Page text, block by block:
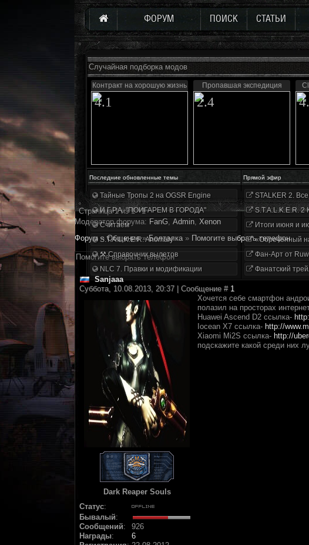
ФОРУМ ПОИСК СТАТЬИ
Случайная подборка модов
Контракт на хорошую жизнь
4.1
Пропавшая экспедиция
2.4
Последние обновленные темы Прямой эфир
Тайные Тропы 2 на OGSR Engine
И.Г.Р.А. "ПОИГАРЕМ В ГОРОДА"
Считаем
S.T.A.L.K.E.R. Anomaly
⚒ Справочник вылетов
NLC 7. Правки и модификации
STALKER 2.
S.T.A.L.K.E.R.
Итоги июня и
«Обречённый
Фан-Арт от
Фанатский
Страница1из1
1
Модератор форума: FanG, Аdmin, Xenon
Форум » Общение » Болталка » Помогите выбрать телефон
Помогите выбрать телефон
Sanjaaa
Суббота, 10.08.2013, 20:37 | Сообщение # 1
Dark Reaper Souls
Статус:
Бывалый:
Сообщений:
926
Награды:
6
Хочется себе смартфон
полазил на просторах
Huawei Ascend D2 ссылка-
Iocean X7 ссылка- http://
Xiaomi Mi2S ссылка- http://
подскажите какой среди них